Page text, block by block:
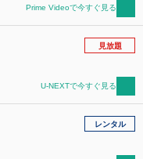
Prime Videoで今すぐ見る
見放題
U-NEXTで今すぐ見る
レンタル